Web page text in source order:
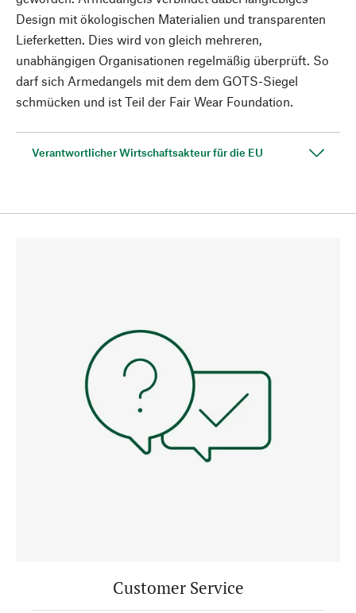
Design mit ökologischen Materialien und transparenten
Lieferketten. Dies wird von gleich mehreren,
unabhängigen Organisationen regelmäßig überprüft. So
darf sich Armedangels mit dem dem GOTS-Siegel
schmücken und ist Teil der Fair Wear Foundation.
Verantwortlicher Wirtschaftsakteur für die EU
Customer Service